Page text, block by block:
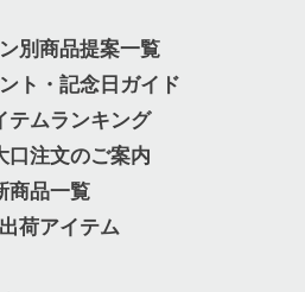
別商品提案一覧
ト・記念日ガイド
テムランキング
口注文のご案内
商品一覧
荷アイテム